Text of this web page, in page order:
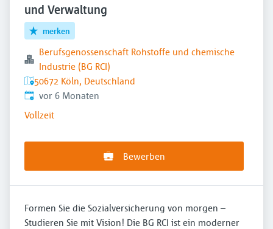
und Verwaltung
merken
Berufsgenossenschaft Rohstoffe und chemische
Industrie (BG RCI)
50672 Köln, Deutschland
Veröffentlicht:
vor 6 Monaten
Vollzeit
Bewerben
Formen Sie die Sozialversicherung von morgen –
Studieren Sie mit Vision! Die BG RCI ist ein moderner